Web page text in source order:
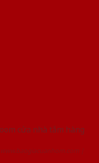
cửa nhà tắm hàng
|